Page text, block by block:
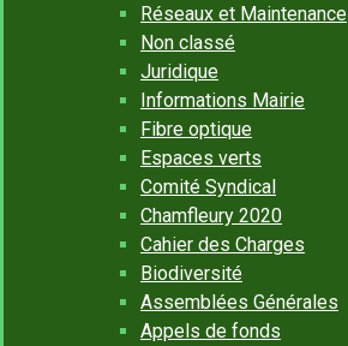
Réseaux et Maintenance
Non classé
Juridique
Informations Mairie
Fibre optique
Espaces verts
Comité Syndical
Chamfleury 2020
Cahier des Charges
Biodiversité
Assemblées Générales
Appels de fonds